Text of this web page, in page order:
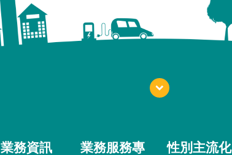
業務資訊
業務服務專
性別主流化